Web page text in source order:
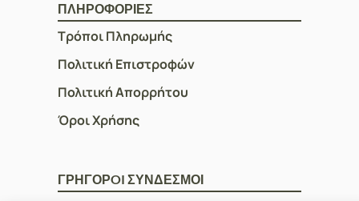
ΠΛΗΡΟΦΟΡΙΕΣ
Τρόποι Πληρωμής
Πολιτική Επιστροφών
Πολιτική Απορρήτου
Όροι Χρήσης
ΓΡΗΓΟΡOI ΣΥΝΔΕΣΜΟΙ